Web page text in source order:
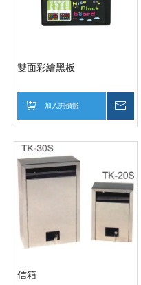
雙面彩繪黑板
加入詢價籃
信箱